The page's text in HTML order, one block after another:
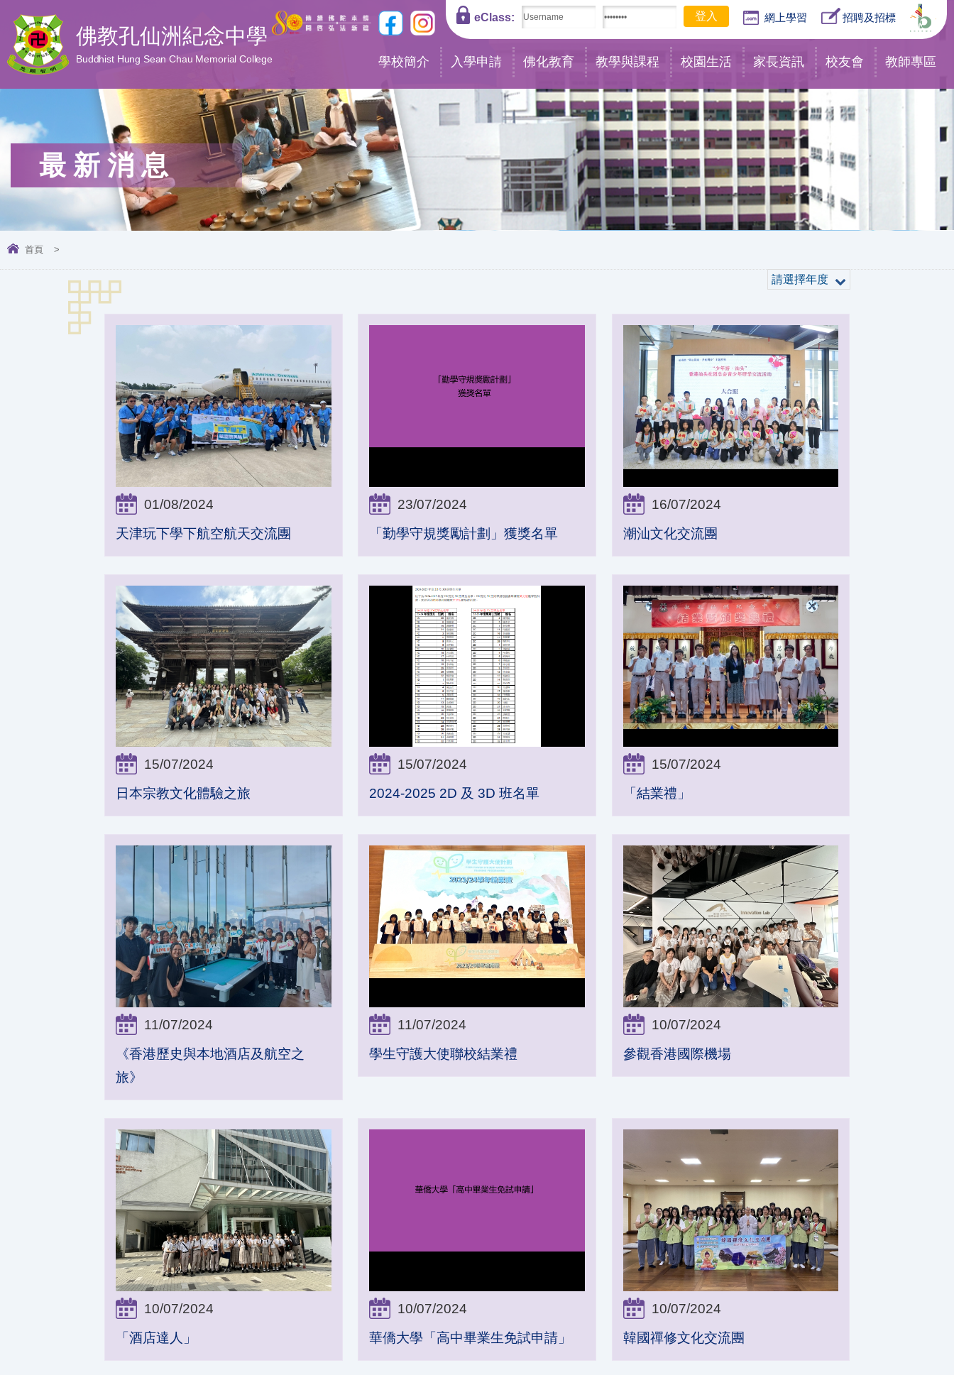
佛教孔仙洲紀念中學
Buddhist Hung Sean Chau Memorial College
eClass: 網上學習 招聘及招標
學校簡介 入學申請 佛化教育 教學與課程 校園生活 家長資訊 校友會 教師專區
最新消息
首頁 >
請選擇年度
01/08/2024
天津玩下學下航空航天交流團
23/07/2024
「勤學守規獎勵計劃」獲獎名單
16/07/2024
潮汕文化交流團
15/07/2024
日本宗教文化體驗之旅
15/07/2024
2024-2025 2D 及 3D 班名單
15/07/2024
「結業禮」
11/07/2024
《香港歷史與本地酒店及航空之
旅》
11/07/2024
學生守護大使聯校結業禮
10/07/2024
參觀香港國際機場
10/07/2024
「酒店達人」
10/07/2024
華僑大學「高中畢業生免試申請」
10/07/2024
韓國禪修文化交流團